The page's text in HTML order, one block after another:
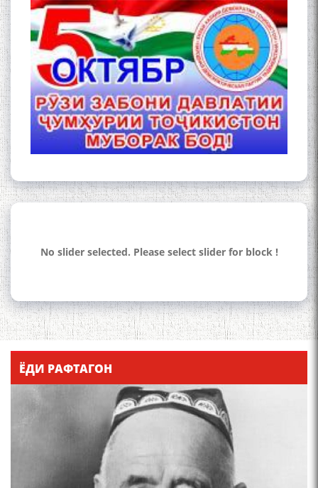
Что знают в Ташкенте о
Мирзо Турсунзаде, чьим
именем назвали станцию
метро?
Осорхонаи Мирзо
Тоҷикистон Мирзо
Турсунзода / Mirzo
Tursunzoda
ЧЕХРАХОИ АСЛИИ МИРЗО
ТУРСУНЗОДА
No slider selected. Please select slider for block !
ЁДИ РАФТАГОН